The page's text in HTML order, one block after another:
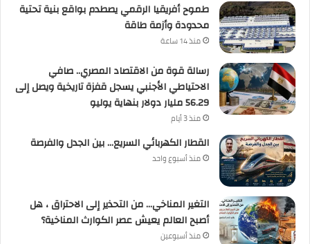
طموح أفريقيا الرقمي يصطدم بواقع بنية تحتية
محدودة وأزمة طاقة
منذ 14 ساعة
رسالة قوة من الاقتصاد المصري.. صافي
الاحتياطي الأجنبي يسجل قفزة تاريخية ويصل إلى
56.29 مليار دولار بنهاية يوليو
منذ 3 أيام
القطار الكهربائي السريع… بين الجدل والفرصة
منذ أسبوع واحد
التغير المناخي… من التحذير إلى الاحتراق ، هل
أصبح العالم يعيش عصر الكوارث المناخية؟
منذ أسبوعين